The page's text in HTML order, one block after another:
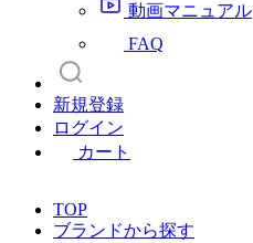
動画マニュアル
FAQ
新規登録
ログイン
カート
TOP
ブランドから探す